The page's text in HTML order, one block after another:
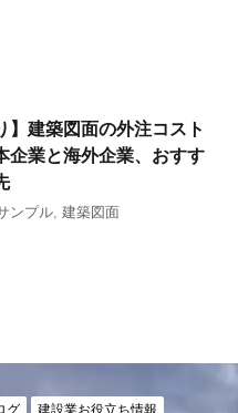
】建築図面の外注コスト
企業と海外企業、おすす
ンプル 建築図面
グ 建設業お役立ち情報